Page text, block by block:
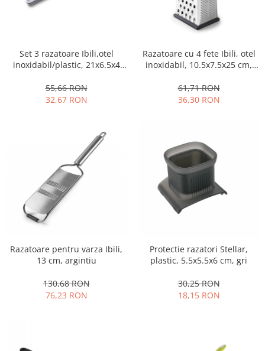
Set 3 razatoare Ibili,otel
inoxidabil/plastic, 21x6.5x4
55,66 RON
32,67 RON
Razatoare cu 4 fete Ibili, otel
inoxidabil, 10.5x7.5x25 cm,
61,71 RON
36,30 RON
Razatoare pentru varza Ibili,
13 cm, argintiu
130,68 RON
76,23 RON
Protectie razatori Stellar,
plastic, 5.5x5.5x6 cm, gri
30,25 RON
18,15 RON